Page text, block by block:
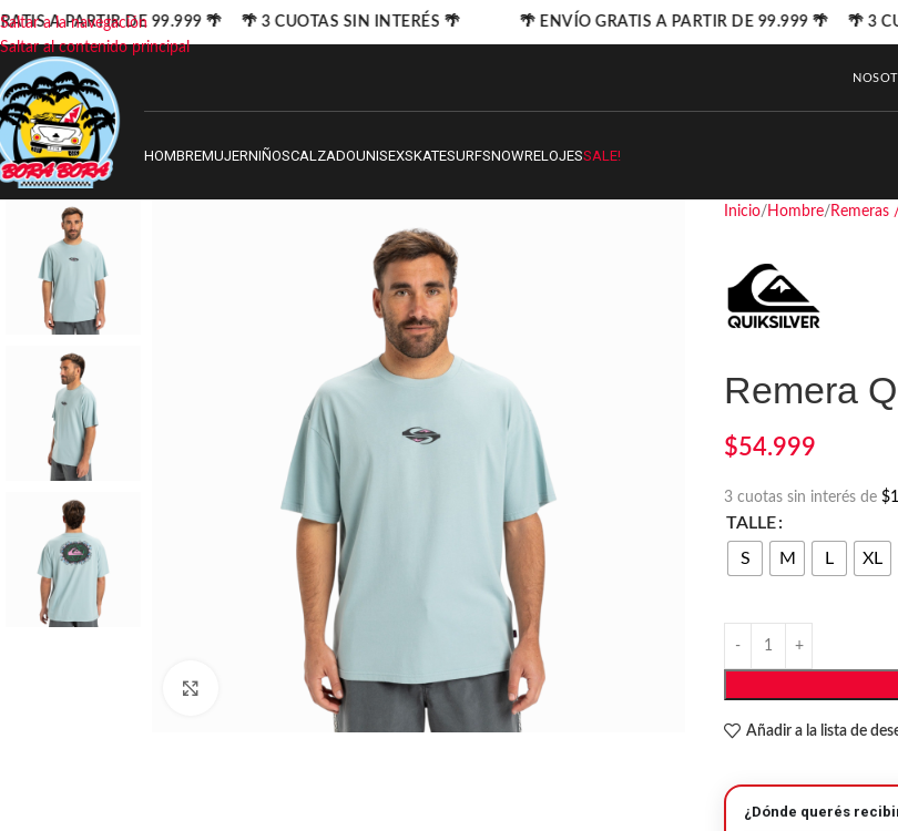
Saltar a la navegación
Saltar al contenido principal
HOMBREMUJERNIÑOSCALZADOUNISEXSKATESURFSNOWRELOJESSALE!
Haga clic para ampliar
Inicio Hombre Remeras
Remera
$54.999
3 cuotas sin interés de
TALLE
S
M L XL
Añadir a la lista de
¿Dónde querés
A PARTIR DE 99.999 🌴 🌴 3 CUOTAS SIN INTERÉS 🌴 🌴 ENVÍO GRATIS A PARTIR DE 99.999 🌴 🌴 3